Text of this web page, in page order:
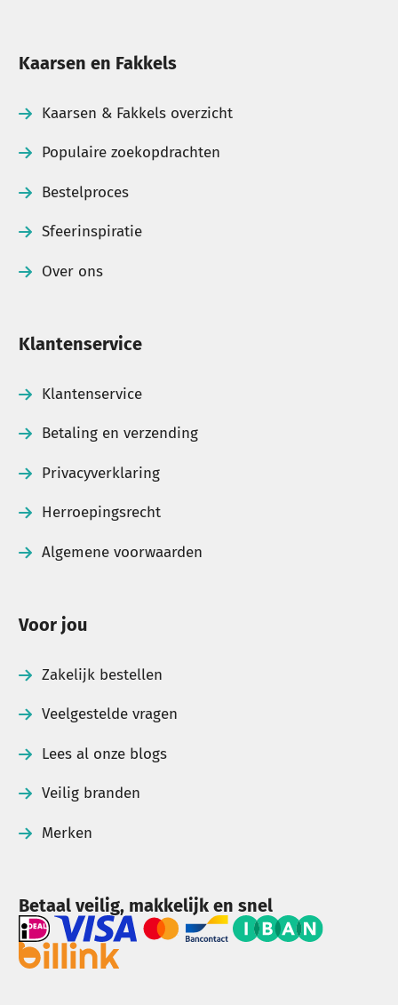
Kaarsen en Fakkels
Kaarsen & Fakkels overzicht
Populaire zoekopdrachten
Bestelproces
Sfeerinspiratie
Over ons
Klantenservice
Klantenservice
Betaling en verzending
Privacyverklaring
Herroepingsrecht
Algemene voorwaarden
Voor jou
Zakelijk bestellen
Veelgestelde vragen
Lees al onze blogs
Veilig branden
Merken
Betaal veilig, makkelijk en snel